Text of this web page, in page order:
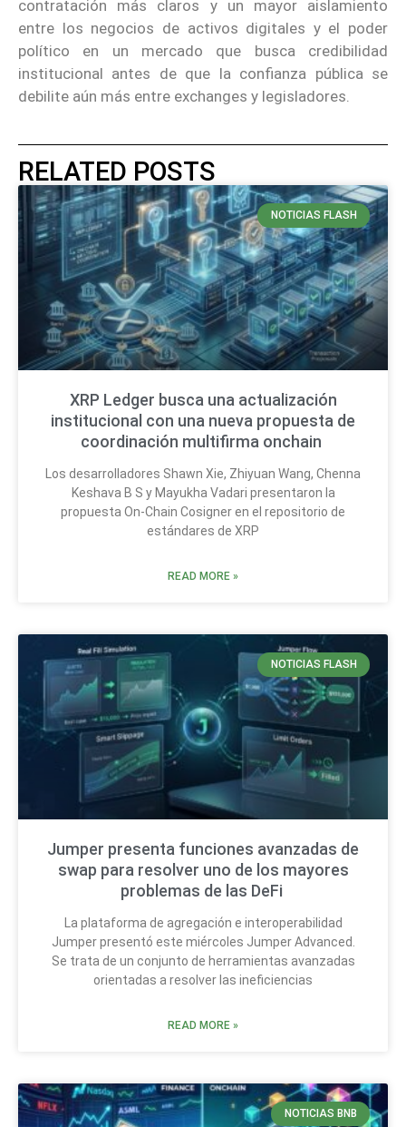
contratación más claros y un mayor aislamiento
entre los negocios de activos digitales y el poder
político en un mercado que busca credibilidad
institucional antes de que la confianza pública se
debilite aún más entre exchanges y legisladores.
RELATED POSTS
NOTICIAS FLASH
XRP Ledger busca una actualización
institucional con una nueva propuesta de
coordinación multifirma onchain
Los desarrolladores Shawn Xie, Zhiyuan Wang, Chenna
Keshava B S y Mayukha Vadari presentaron la
propuesta On-Chain Cosigner en el repositorio de
estándares de XRP
READ MORE »
NOTICIAS FLASH
Jumper presenta funciones avanzadas de
swap para resolver uno de los mayores
problemas de las DeFi
La plataforma de agregación e interoperabilidad
Jumper presentó este miércoles Jumper Advanced.
Se trata de un conjunto de herramientas avanzadas
orientadas a resolver las ineficiencias
READ MORE »
NOTICIAS BNB